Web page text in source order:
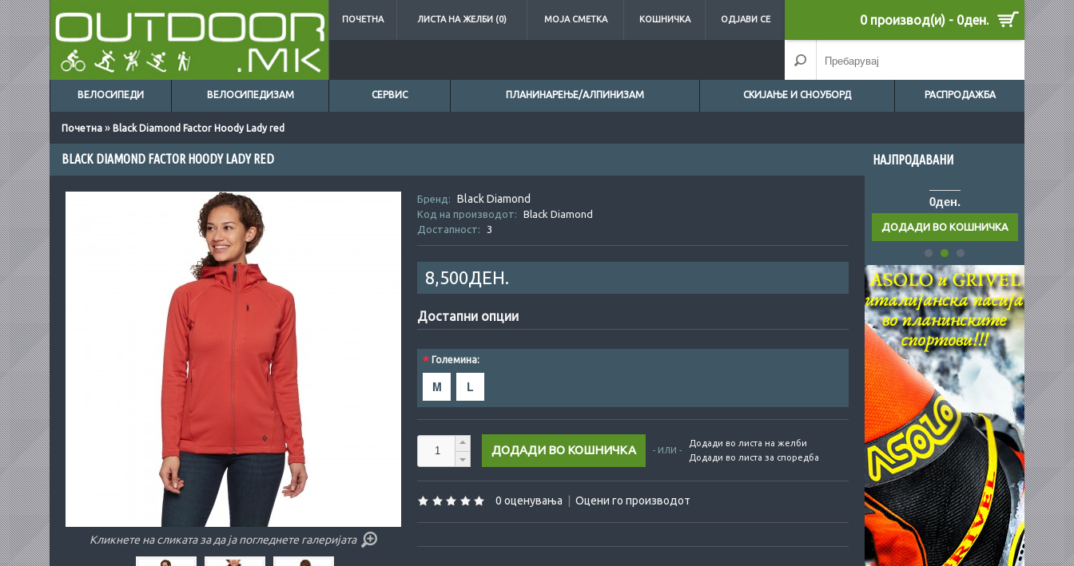
ПОЧЕТНА ЛИСТА НА ЖЕЛБИ (0) МОЈА СМЕТКА КОШНИЧКА ОДЈАВИ СЕ 0 производ(и) - 0ден.
ВЕЛОСИПЕДИ ВЕЛОСИПЕДИЗАМ СЕРВИС ПЛАНИНАРЕЊЕ/АЛПИНИЗАМ СКИЈАЊЕ И СНОУБОРД РАСПРОДАЖБА
Почетна » Black Diamond Factor Hoody Lady red
НАЈПРОДАВАНИ
0ден.
BLACK DIAMOND FACTOR HOODY LADY RED
Кликнете на сликата за да ја погледнете галеријата
Бренд: Black Diamond
Код на производот:
Black Diamond
Достапност:
3
8,500ДЕН.
Достапни опции
* Големина:
M L
- ИЛИ -
Додади во листа на желби
Додади во листа за споредба
0 оценувања Оцени го производот